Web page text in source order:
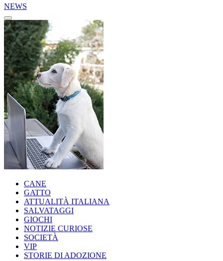
NEWS
CANE
GATTO
ATTUALITÀ ITALIANA
SALVATAGGI
GIOCHI
NOTIZIE CURIOSE
SOCIETÀ
VIP
STORIE DI ADOZIONE